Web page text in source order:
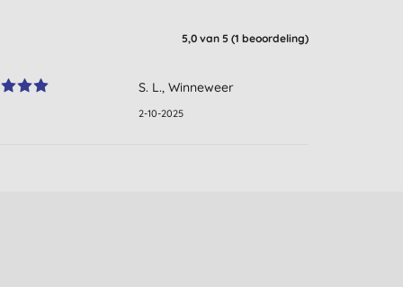
5,0 van 5 (1 beoordeling)
S. L., Winneweer
2-10-2025